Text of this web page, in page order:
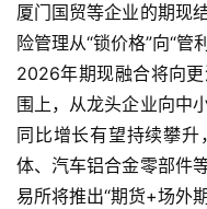
厦门国贸等企业的期现
险管理从“锁价格”向“管
2026年期现融合将向
围上，从龙头企业向中
同比增长有望持续攀
体、汽车铝合金零部件
易所将推出“期货+场外